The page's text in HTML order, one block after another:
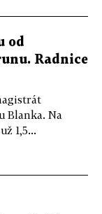
od
Radnice
Blanka. Na
1,5...